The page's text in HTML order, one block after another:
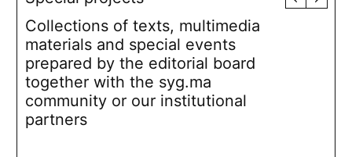
Collections of texts, multimedia
materials and special events
prepared by the editorial board
together with the syg.ma
community or our institutional
partners